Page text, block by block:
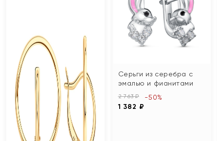
Серьги из серебра с
эмалью и фианитами
2 763 ₽
1 382 ₽
-50%